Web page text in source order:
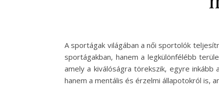
A sportágak világában a női sportolók
sportágakban, hanem a legkülönfélébb
amely a kiválóságra törekszik, egyre
hanem a mentális és érzelmi állapotokról is,